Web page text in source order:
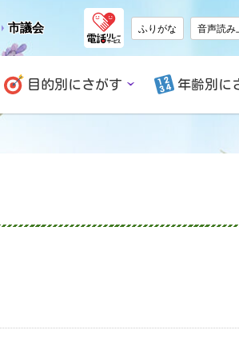
市議会 ふりがな
音声読み
目的別にさがす 年齢別に